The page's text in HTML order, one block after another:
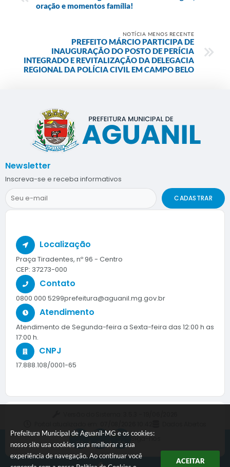
Prefeitura Municipal de Aguanil-MG e os cookies:
nosso site usa cookies para melhorar a sua
experiência de navegação. Ao continuar você
ACEITAR
oração e momentos família!
NOTÍCIA MENOS RECENTE
PREFEITO MÁRCIO PARTICIPA DE
INAUGURAÇÃO DO POSTO DE PERÍCIA
INTEGRADO E REVITALIZAÇÃO DA DELEGACIA
REGIONAL DA POLÍCIA CIVIL EM CAMPO BELO
Localização
Praça Tiradentes, nº 96 - Centro
CEP: 37273-000
Contato
0800 000 5299prefeitura@aguanil.mg.gov.br
Atendimento
Atendimento de Segunda-feira a Sexta-feira das 12:00 h as
17:00 h.
CNPJ
17.888.108/0001-65
Newsletter
Inscreva-se e receba informativos
CADASTRAR
Siga-nos